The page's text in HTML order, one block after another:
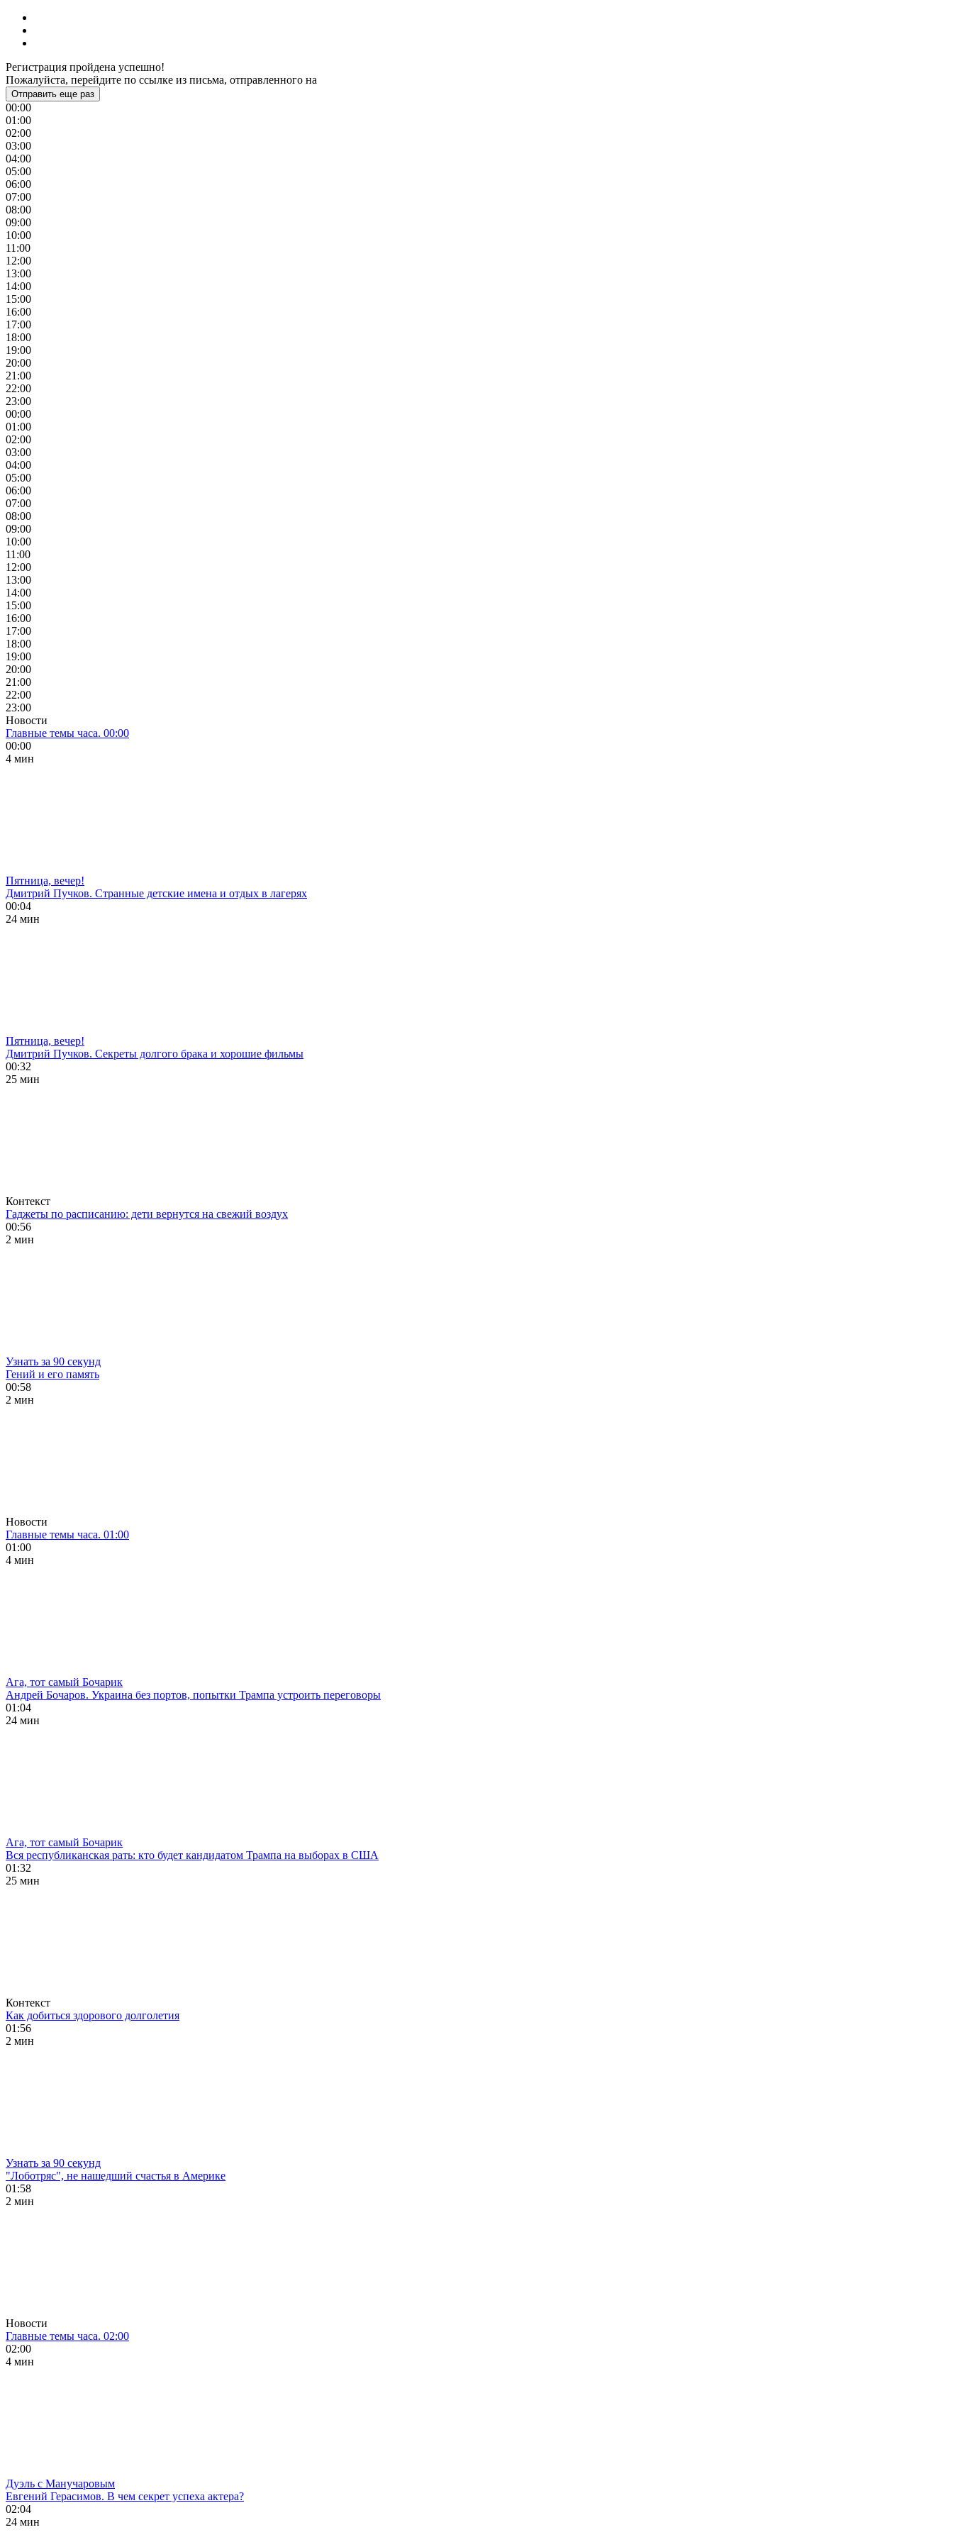
Регистрация пройдена успешно!
Пожалуйста, перейдите по ссылке из письма, отправленного на
Отправить еще раз
00:00
01:00
02:00
03:00
04:00
05:00
06:00
07:00
08:00
09:00
10:00
11:00
12:00
13:00
14:00
15:00
16:00
17:00
18:00
19:00
20:00
21:00
22:00
23:00
00:00
01:00
02:00
03:00
04:00
05:00
06:00
07:00
08:00
09:00
10:00
11:00
12:00
13:00
14:00
15:00
16:00
17:00
18:00
19:00
20:00
21:00
22:00
23:00
Новости
Главные темы часа. 00:00
00:00
4 мин
Пятница, вечер!
Дмитрий Пучков. Странные детские имена и отдых в лагерях
00:04
24 мин
Пятница, вечер!
Дмитрий Пучков. Секреты долгого брака и хорошие фильмы
00:32
25 мин
Контекст
Гаджеты по расписанию: дети вернутся на свежий воздух
00:56
2 мин
Узнать за 90 секунд
Гений и его память
00:58
2 мин
Новости
Главные темы часа. 01:00
01:00
4 мин
Ага, тот самый Бочарик
Андрей Бочаров. Украина без портов, попытки Трампа устроить переговоры
01:04
24 мин
Ага, тот самый Бочарик
Вся республиканская рать: кто будет кандидатом Трампа на выборах в США
01:32
25 мин
Контекст
Как добиться здорового долголетия
01:56
2 мин
Узнать за 90 секунд
"Лоботряс", не нашедший счастья в Америке
01:58
2 мин
Новости
Главные темы часа. 02:00
02:00
4 мин
Дуэль с Манучаровым
Евгений Герасимов. В чем секрет успеха актера?
02:04
24 мин